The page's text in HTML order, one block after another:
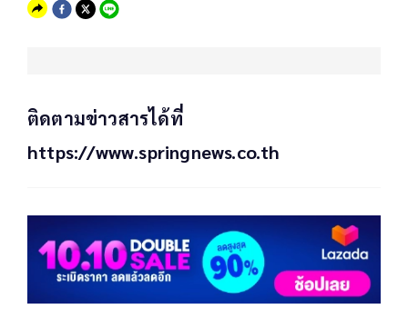
ติดตามข่าวสารได้ที่
https://www.springnews.co.th